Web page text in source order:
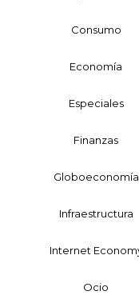
Consumo
Economía
Especiales
Finanzas
Globoeconomía
Infraestructura
Internet
Ocio